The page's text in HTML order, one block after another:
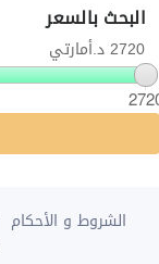
البحث بالسعر
2720 د.أمارتي
الشروط و الأحكام